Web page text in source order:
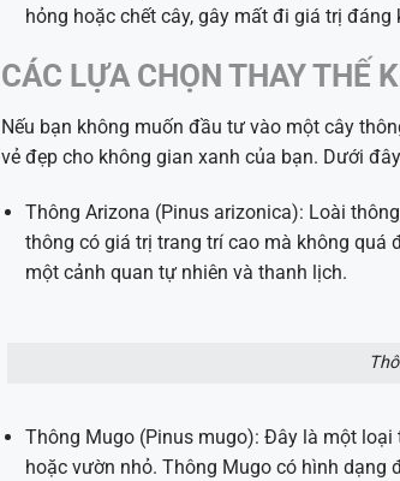
hỏng hoặc chết cây, gây mất đi giá trị đáng
CÁC LỰA CHỌN THAY THẾ
Nếu bạn không muốn đầu tư vào một cây
vẻ đẹp cho không gian xanh của bạn. Dưới
Thông Arizona (Pinus arizonica): Loài
thông có giá trị trang trí cao mà không quá
một cảnh quan tự nhiên và thanh lịch.
Thông Mugo (Pinus mugo): Đây là một
hoặc vườn nhỏ. Thông Mugo có hình dạng